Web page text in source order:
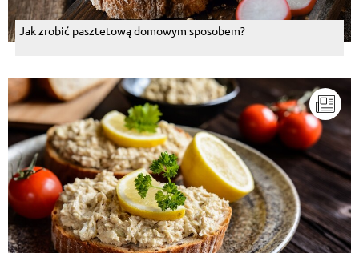
Jak zrobić pasztetową domowym sposobem?